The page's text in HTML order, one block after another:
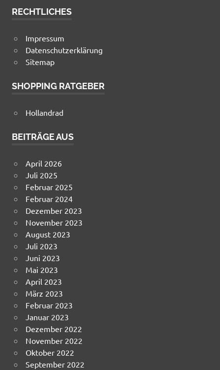
RECHTLICHES
Impressum
Datenschutzerklärung
Sitemap
SHOPPING RATGEBER
Hollandrad
BEITRÄGE AUS
April 2026
Juli 2025
Februar 2025
Februar 2024
Dezember 2023
November 2023
August 2023
Juli 2023
Juni 2023
Mai 2023
April 2023
März 2023
Februar 2023
Januar 2023
Dezember 2022
November 2022
Oktober 2022
September 2022